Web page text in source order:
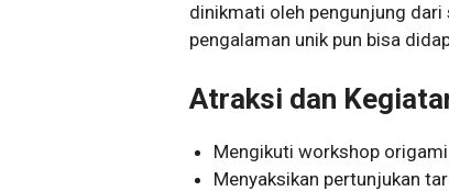
dinikmati oleh pengunjung dari
pengalaman unik pun bisa
Atraksi dan
Mengikuti workshop
Menyaksikan pertunjukan